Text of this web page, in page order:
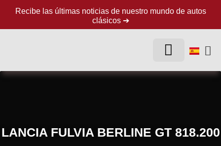
Recibe las últimas noticias de nuestro mundo de autos
clásicos ➔
LANCIA FULVIA BERLINE GT 818.200